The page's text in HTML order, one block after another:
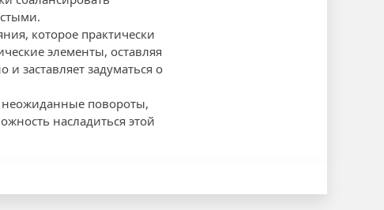
которое практически
элементы, оставляя
заставляет задуматься о
неожиданные повороты,
насладиться этой